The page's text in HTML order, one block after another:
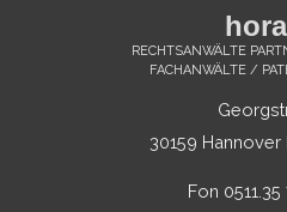
RECHTSANWÄLTE
FACHANWÄLTE /
30159
Fon